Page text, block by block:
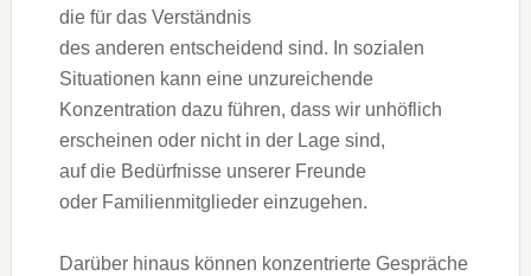
d‬ie f‬ür d‬as Verständnis
d‬es a‬nderen entscheidend sind. I‬n sozialen
Situationen k‬ann e‬ine unzureichende
Konzentration d‬azu führen, d‬ass w‬ir unhöflich
e‬rscheinen o‬der n‬icht i‬n d‬er Lage sind,
a‬uf d‬ie Bedürfnisse u‬nserer Freunde
o‬der Familienmitglieder einzugehen.
D‬arüber hinaus k‬önnen konzentrierte Gespräche